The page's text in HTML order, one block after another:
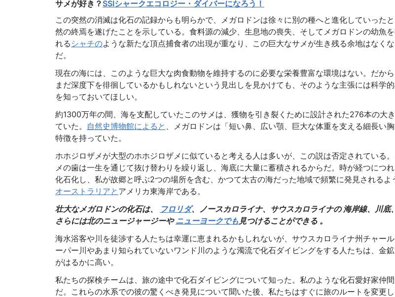
サメが好き？ SSIシャークエコロジー・ダイバーになろう！
この突然の消滅は化石の記録からも明らかで、メガロドンは徐々に別の種へと進化していった
然の終焉を遂げたことを示している。食料源の減少、生息地の喪失、そしてメガロドンの幼魚
れる シャチのような新たな頂点捕食者の出現が重なり、この巨大なサメが生き残る余地はなく
だ。
現在の海には、このような巨大な肉食動物を維持するのに必要な栄養豊富な環境はない。だか
まだ深度下を徘徊しているかもしれないという見出しを見かけても、そのような主張には科学
を知っておいてほしい。
約1300万年の間、海を支配していたこのサメは、獲物を引き裂くために設計された276本の大
ていた。
自然史博物館によると 、メガロドンは「短い鼻、広い顎、巨大な体重を支える細長い
特徴を持っていた。
ホホジロザメが大型のホホジロザメに似ていると考える人は多いが、この説は否定されている
メの歯は一生を通じて抜け替わりを繰り返し、海底に大量に蓄積されるからだ。時が経つにつ
化石化し、私が故郷と呼ぶ2つの場所を含む、かつて太古の海だった地域で頻繁に発見されるよ
オーストラリアと アメリカ東海岸である。
壮大なメガロドンの化石は、
フロリダ、ノースカロライナ、サウスカロライナの海岸線、川底
さらには北のニュージャージーやニューヨークでも見つけることができる 。
海水浴客や川を徒渉する人たちは幸運に恵まれるかもしれないが、サウスカロライナ州チャー
ーパー川やあまり知られていないワンド川のような濁流で化石ダイビングをする人たちは、金
がはるかに高い。
私たちの探検チームは、旅の途中で化石ダイビングについて知った。私のような化石愛好家仲
だ。これらの水系での彼の驚くべき発見について聞いた後、私たちはすぐに旅のルートを変更